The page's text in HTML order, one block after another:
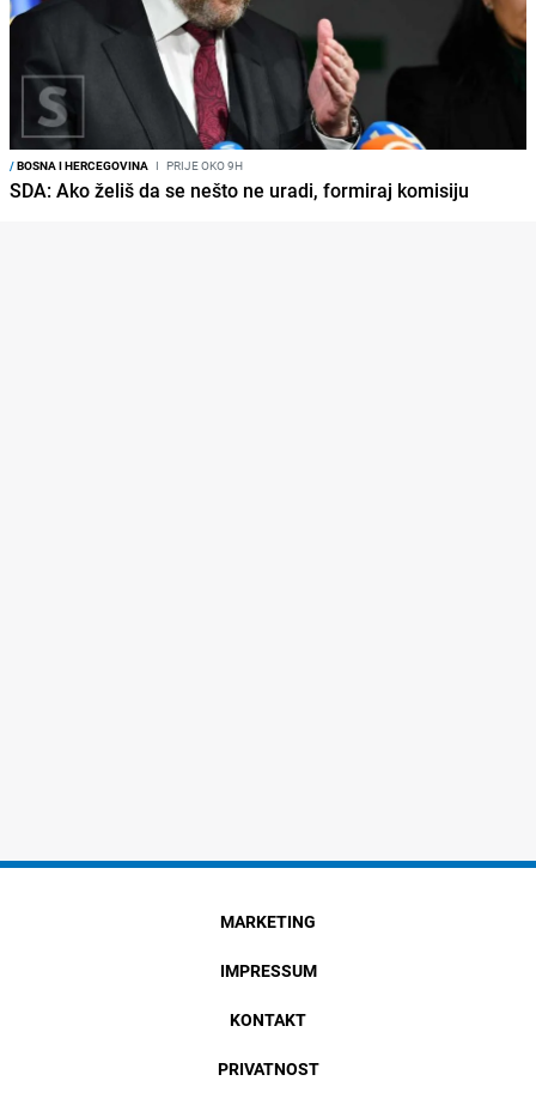
/BOSNA I HERCEGOVINA I PRIJE OKO 9H
SDA: Ako želiš da se nešto ne uradi, formiraj komisiju
MARKETING
IMPRESSUM
KONTAKT
PRIVATNOST